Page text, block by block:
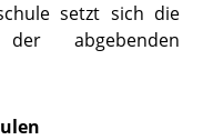
setzt sich die
abgebenden